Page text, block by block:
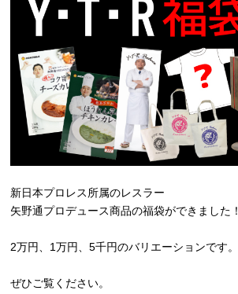
新日本プロレス所属のレスラー
矢野通プロデュース商品の福袋ができました！
2万円、1万円、5千円のバリエーションです。
ぜひご覧ください。